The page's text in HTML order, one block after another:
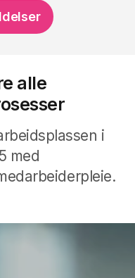
alle
i
med
.